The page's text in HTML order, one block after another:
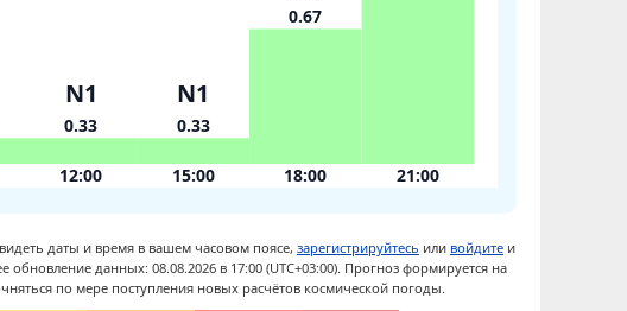
12:00
0.33
N1
15:00
0.33
N1
18:00
0.67
21:00
даты и время в вашем часовом поясе, зарегистрируйтесь или войдите и
обновление данных: 08.08.2026 в 17:00 (UTC+03:00). Прогноз формируется на
по мере поступления новых расчётов космической погоды.